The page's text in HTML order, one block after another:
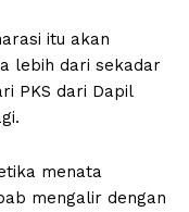
itu akan
lebih dari sekadar
PKS dari Dapil
menata
mengalir dengan